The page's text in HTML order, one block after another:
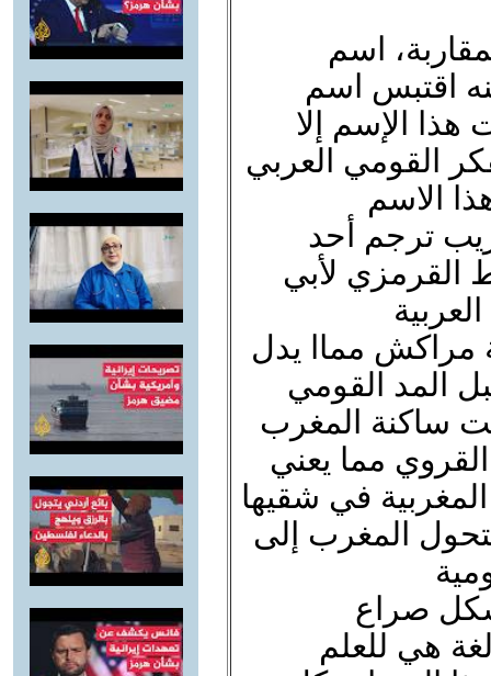
اسم
اقتبس اسم
الإسم إلا
القومي العربي
الاسم
ترجم أحد
القرمزي لأبي
مراكش مماا يدل
المد القومي
ساكنة المغرب
مما يعني
في شقيها
المغرب إلى
صراع
هي للعلم